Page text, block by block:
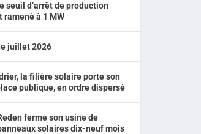
seuil d’arrêt de production
ramené à 1 MW
juillet 2026
la filière solaire porte son
publique, en ordre dispersé
ferme son usine de
solaires dix-neuf mois